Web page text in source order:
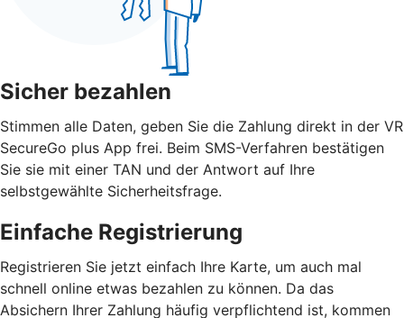
Sicher bezahlen
Stimmen alle Daten, geben Sie die Zahlung direkt in der VR
SecureGo plus App frei. Beim SMS-Verfahren bestätigen
Sie sie mit einer TAN und der Antwort auf Ihre
selbstgewählte Sicherheitsfrage.
Einfache Registrierung
Registrieren Sie jetzt einfach Ihre Karte, um auch mal
schnell online etwas bezahlen zu können. Da das
Absichern Ihrer Zahlung häufig verpflichtend ist, kommen